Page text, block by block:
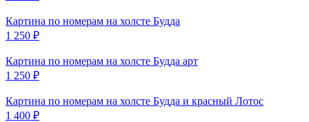
Картина по номерам на холсте Будда
1 250 ₽
Картина по номерам на холсте Будда арт
1 250 ₽
Картина по номерам на холсте Будда и красный Лотос
1 400 ₽